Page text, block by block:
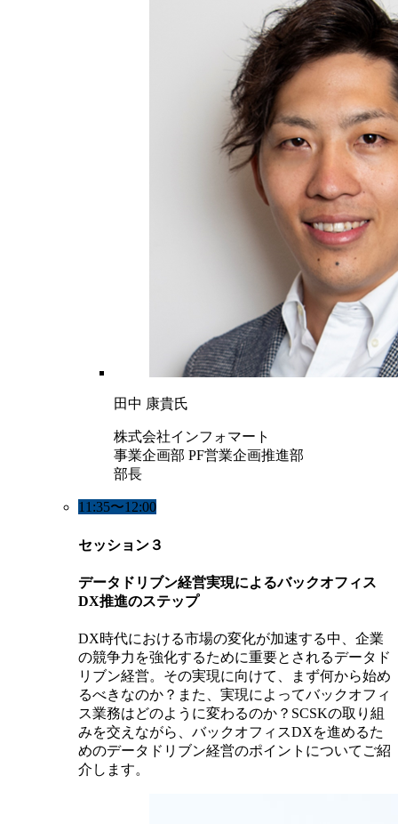
田中 康貴氏
株式会社インフォマート
事業企画部 PF営業企画推進部
部長
11:35〜12:00
セッション３
データドリブン経営実現によるバックオフィス
DX推進のステップ
DX時代における市場の変化が加速する中、企業
の競争力を強化するために重要とされるデータド
リブン経営。その実現に向けて、まず何から始め
るべきなのか？また、実現によってバックオフィ
ス業務はどのように変わるのか？SCSKの取り組
みを交えながら、バックオフィスDXを進めるた
めのデータドリブン経営のポイントについてご紹
介します。